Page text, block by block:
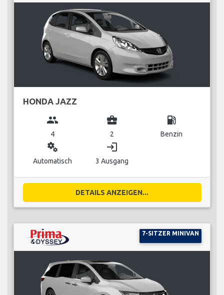
HONDA JAZZ
group
4
business_center
2
local_gas_station
Benzin
miscellaneous_services
Automatisch
login
3 Ausgang
DETAILS ANZEIGEN...
7-SITZER MINIVAN